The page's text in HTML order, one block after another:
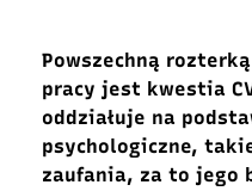
Powszechną
pracy jest kwestia
oddziałuje na
psychologiczne,
zaufania, za to jego